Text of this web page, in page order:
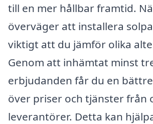
till en mer hållbar framtid.
överväger att installera
viktigt att du jämför olika
Genom att inhämtat minst
erbjudanden får du en
över priser och tjänster från
leverantörer. Detta kan